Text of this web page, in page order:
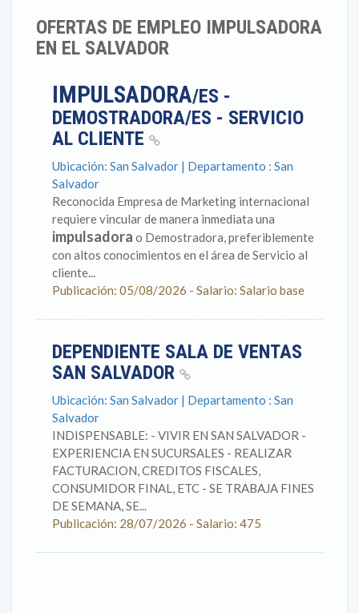
OFERTAS DE EMPLEO IMPULSADORA
EN EL SALVADOR
IMPULSADORA/ES -
DEMOSTRADORA/ES - SERVICIO
AL CLIENTE
Ubicación: San Salvador | Departamento : San
Salvador
Reconocida Empresa de Marketing internacional
requiere vincular de manera inmediata una
impulsadora o Demostradora, preferiblemente
con altos conocimientos en el área de Servicio al
cliente...
Publicación: 05/08/2026 - Salario: Salario base
DEPENDIENTE SALA DE VENTAS
SAN SALVADOR
Ubicación: San Salvador | Departamento : San
Salvador
INDISPENSABLE: - VIVIR EN SAN SALVADOR -
EXPERIENCIA EN SUCURSALES - REALIZAR
FACTURACION, CREDITOS FISCALES,
CONSUMIDOR FINAL, ETC - SE TRABAJA FINES
DE SEMANA, SE...
Publicación: 28/07/2026 - Salario: 475